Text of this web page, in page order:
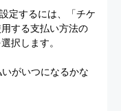
定するには、「チケ
する支払い方法の
択します。
がいつになるかな